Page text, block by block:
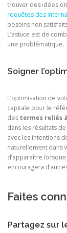
trouver des idées
requêtes des
besoins non
L’astuce est de
une problématique.
Soigner
L’optimisation de
capitale pour le
des termes reliés
dans les résultats
avec les intentions
naturellement dans
d’apparaître
encouragera
Faites
Partagez sur